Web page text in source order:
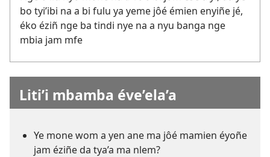
bo tyi’ibi na a bi fulu ya yeme jôé émien enyiñe jé,
éko éziñ nge ba tindi nye na a nyu banga nge
mbia jam mfe
Liti’i mbamba éve’ela’a
Ye mone wom a yen ane ma jôé mamien éyoñe
jam éziñe da tya’a ma nlem?